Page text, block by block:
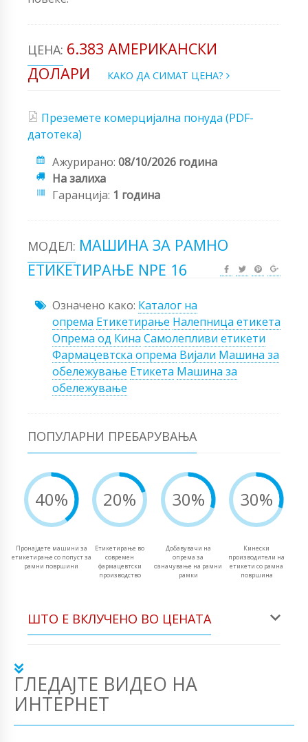
ЦЕНА: 6.383 АМЕРИКАНСКИ
ДОЛАРИ
КАКО ДА СИМАТ ЦЕНА?
Преземете комерцијална понуда (PDF-
датотека)
Ажурирано: 08/10/2026 година
На залиха
Гаранција: 1 година
МОДЕЛ: МАШИНА ЗА РАМНО
ЕТИКЕТИРАЊЕ NPE 16
Означено како: Каталог на
опрема Етикетирање Налепница етикета
Опрема од Кина Самолепливи етикети
Фармацевтска опрема Вијали Машина за
обележување Етикета Машина за
обележување
ПОПУЛАРНИ ПРЕБАРУВАЊА
40%
Пронајдете машини за
етикетирање со попуст за
рамни површини
20%
Етикетирање во
современ
фармацевтски
производство
30%
Добавувачи на
опрема за
означување на рамни
рамки
30%
Кинески
производители на
етикети со рамна
површина
ШТО Е ВКЛУЧЕНО ВО ЦЕНАТА
ГЛЕДАЈТЕ ВИДЕО НА
ИНТЕРНЕТ